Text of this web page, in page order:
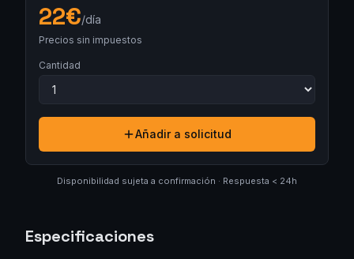
22€/día
Precios sin impuestos
Cantidad
Añadir a solicitud
Disponibilidad sujeta a confirmación · Respuesta < 24h
Especificaciones